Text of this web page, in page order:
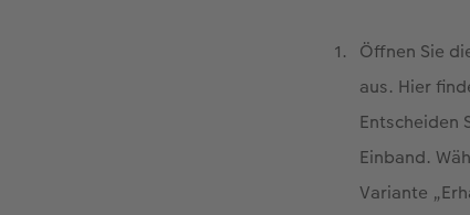
Öffnen Sie
aus. Hier
Entscheiden
Einband.
Variante